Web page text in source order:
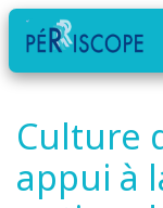
Culture
appui à